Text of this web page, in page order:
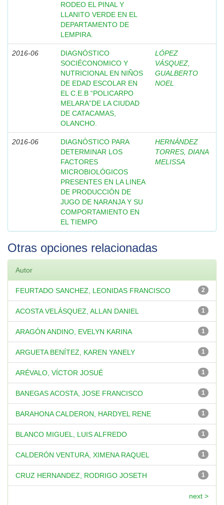
RODEO EL PINAL Y
LLANITO VERDE EN EL
DEPARTAMENTO DE
LEMPIRA.
2016-06
DIAGNÓSTICO
SOCIÉCONOMICO Y
NUTRICIONAL EN NIÑOS
DE EDAD ESCOLAR EN
EL C.E.B “POLICARPO
MELARA”DE LA CIUDAD
DE CATACAMAS,
OLANCHO.
LÓPEZ
VÁSQUEZ,
GUALBERTO
NOEL
2016-06
DIAGNÓSTICO PARA
DETERMINAR LOS
FACTORES
MICROBIOLÓGICOS
PRESENTES EN LA LINEA
DE PRODUCCIÓN DE
JUGO DE NARANJA Y SU
COMPORTAMIENTO EN
EL TIEMPO
HERNÁNDEZ
TORRES, DIANA
MELISSA
Otras opciones relacionadas
Autor
2
FEURTADO SANCHEZ, LEONIDAS FRANCISCO
1
ACOSTA VELÁSQUEZ, ALLAN DANIEL
1
ARAGÓN ANDINO, EVELYN KARINA
1
ARGUETA BENÍTEZ, KAREN YANELY
1
ARÉVALO, VÍCTOR JOSUÉ
1
BANEGAS ACOSTA, JOSE FRANCISCO
1
BARAHONA CALDERON, HARDYEL RENE
1
BLANCO MIGUEL, LUIS ALFREDO
1
CALDERÓN VENTURA, XIMENA RAQUEL
1
CRUZ HERNANDEZ, RODRIGO JOSETH
next >